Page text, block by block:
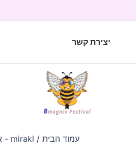
יצירת קשר
עמוד הבית/ mirakl - אביזרים לתחפושות